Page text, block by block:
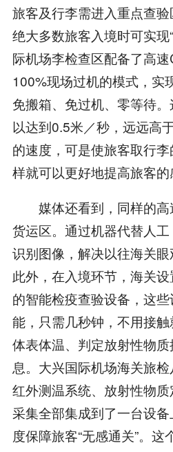
旅客及行李需进入重点查验
绝大多数旅客入境时可实现
际机场李检查区配备了高
100%现场过机的模式，实
免搬箱、免过机、零等待
以达到0.5米／秒，远远高
的速度，可是使旅客取行
样就可以更好地提高旅客的
媒体还看到，同样的高
货运区。通过机器代替人
识别图像，解决以往海关眼
此外，在入境环节，海关
的智能检疫查验设备，这
能，只需几秒钟，不用接
体表体温、判定放射性物
息。大兴国际机场海关旅
红外测温系统、放射性物
采集全部集成到了一台设
度保障旅客“无感通关”。